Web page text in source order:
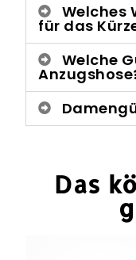
Welches
für das
Welche
Das